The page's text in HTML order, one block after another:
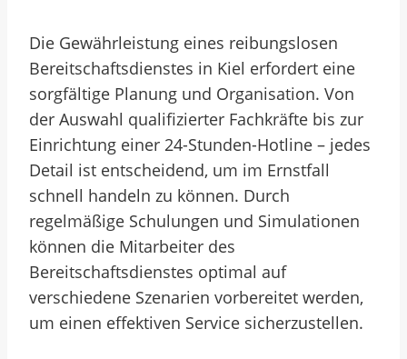
Die Gewährleistung eines reibungslosen
Bereitschaftsdienstes in Kiel erfordert eine
sorgfältige Planung und Organisation. Von
der Auswahl qualifizierter Fachkräfte bis zur
Einrichtung einer 24-Stunden-Hotline – jedes
Detail ist entscheidend, um im Ernstfall
schnell handeln zu können. Durch
regelmäßige Schulungen und Simulationen
können die Mitarbeiter des
Bereitschaftsdienstes optimal auf
verschiedene Szenarien vorbereitet werden,
um einen effektiven Service sicherzustellen.